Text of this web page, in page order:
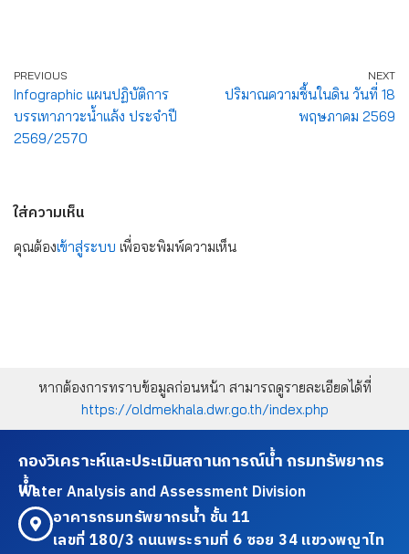
PREVIOUS
Infographic แผนปฏิบัติการ
บรรเทาภาวะน้ำแล้ง ประจำปี
2569/2570
NEXT
ปริมาณความชื้นในดิน วันที่ 18
พฤษภาคม 2569
ใส่ความเห็น
คุณต้องเข้าสู่ระบบ เพื่อจะพิมพ์ความเห็น
หากต้องการทราบข้อมูลก่อนหน้า สามารถดูรายละเอียดได้ที่
https://oldmekhala.dwr.go.th/index.php
กองวิเคราะห์และประเมินสถานการณ์น้ำ กรมทรัพยากร
น้ำ
Water Analysis and Assessment Division
อาคารกรมทรัพยากรน้ำ ชั้น 11
เลขที่ 180/3 ถนนพระรามที่ 6 ซอย 34 แขวงพญาไท